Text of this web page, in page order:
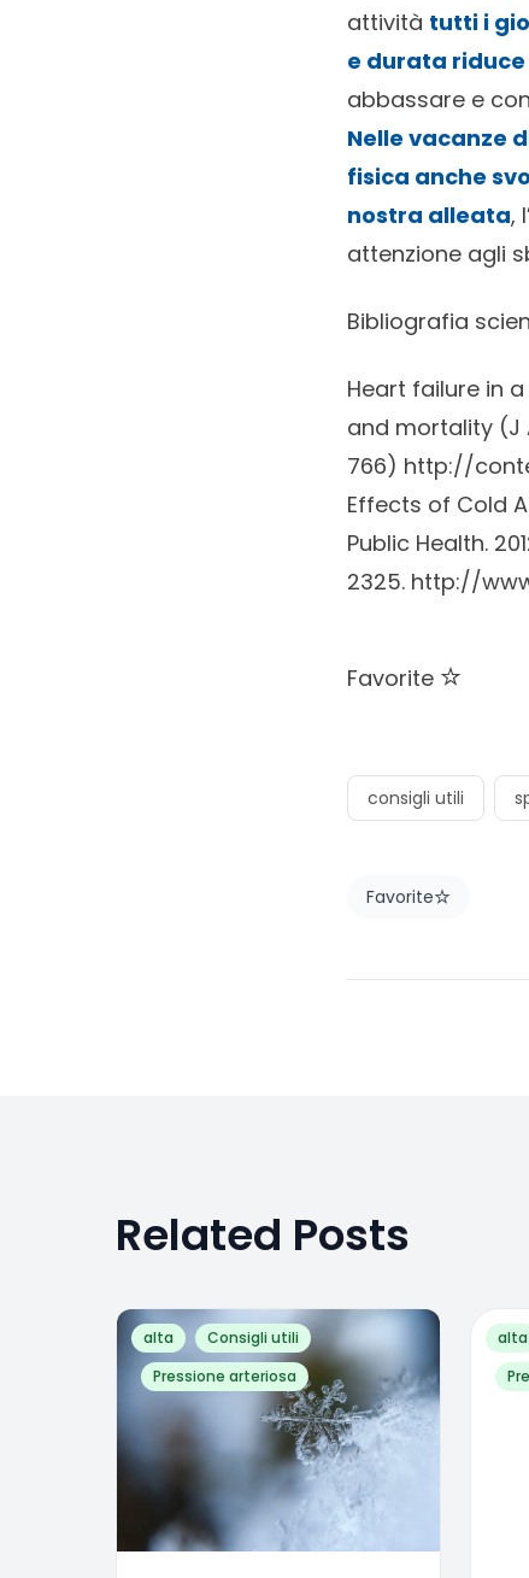
attività tutti i
e durata
abbassare e
Nelle vacanze
fisica anche
nostra alleata,
attenzione agli
Bibliografia
Heart failure in
and mortality (J
766) http://
Effects of Cold
Public Health.
2325. http://
Favorite
consigli utili
Favorite
Related Posts
alta
Consigli utili
Pressione arteriosa
alta